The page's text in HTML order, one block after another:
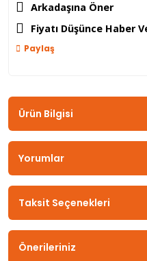
Arkadaşına Öner
Fiyatı Düşünce Haber
Paylaş
Ürün Bilgisi
Yorumlar
Taksit Seçenekleri
Önerileriniz